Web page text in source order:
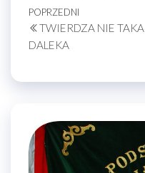
Nawigacja
wpisu
Poprzedni
wpis
POPRZEDNI
TWIERDZA NIE TAKA
DALEKA